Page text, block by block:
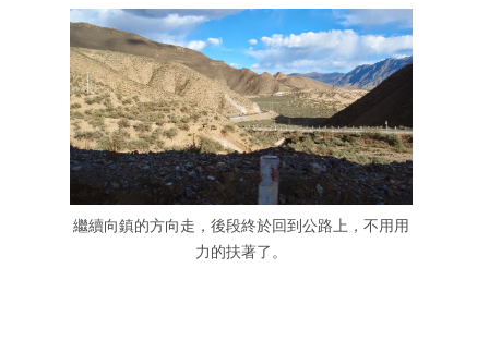
繼續向鎮的方向走，後段終於回到公路上，不用用
力的扶著了。